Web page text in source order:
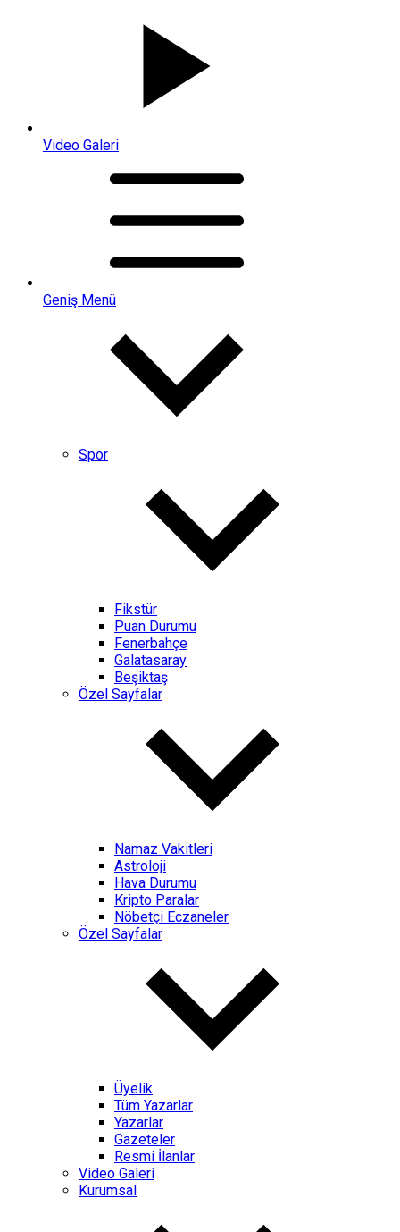
Video Galeri
Geniş Menü
Spor
Fikstür
Puan Durumu
Fenerbahçe
Galatasaray
Beşiktaş
Özel Sayfalar
Namaz Vakitleri
Astroloji
Hava Durumu
Kripto Paralar
Nöbetçi Eczaneler
Özel Sayfalar
Üyelik
Tüm Yazarlar
Yazarlar
Gazeteler
Resmi İlanlar
Video Galeri
Kurumsal